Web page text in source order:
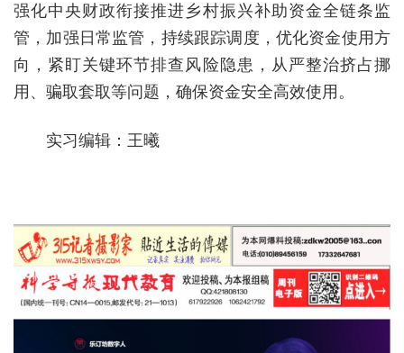
强化中央财政衔接推进乡村振兴补助资金全链条监
管，加强日常监管，持续跟踪调度，优化资金使用方
向，紧盯关键环节排查风险隐患，从严整治挤占挪
用、骗取套取等问题，确保资金安全高效使用。
实习编辑：王曦